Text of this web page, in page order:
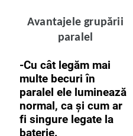
Avantajele grupării
paralel
-Cu cât legăm mai
multe becuri în
paralel ele luminează
normal, ca și cum ar
fi singure legate la
baterie.